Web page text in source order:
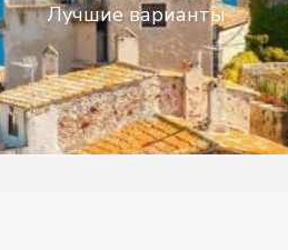
Лучшие варианты